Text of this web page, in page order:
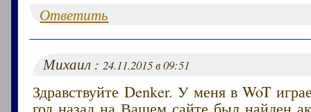
Ответить
Михаил :24.11.2015 в 09:51
Здравствуйте Denker. У меня в WoT
год назад на Вашем сайте был найден